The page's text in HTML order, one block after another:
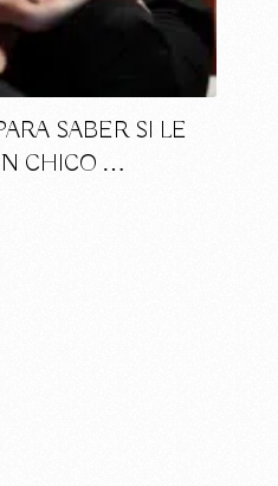
SABER SI LE
CHICO …